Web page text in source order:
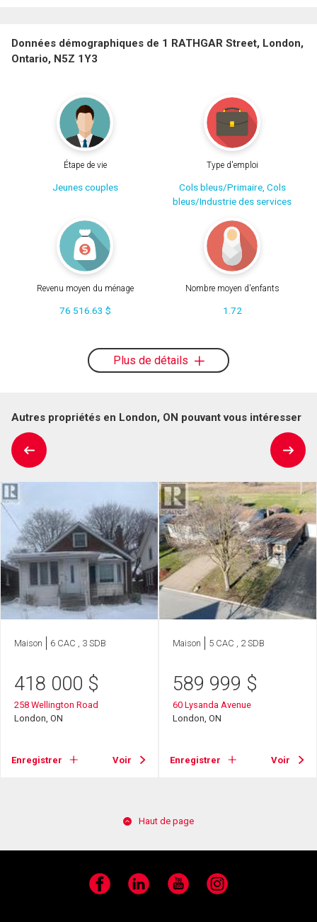
Données démographiques de 1 RATHGAR Street, London,
Ontario, N5Z 1Y3
Étape de vie
Jeunes couples
Type d'emploi
Cols bleus/Primaire, Cols
bleus/Industrie des services
Revenu moyen du ménage
76 516.63 $
Nombre moyen d'enfants
1.72
Plus de détails
Autres propriétés en London, ON pouvant vous intéresser
Maison 6 CAC , 3 SDB
418 000 $
258 Wellington Road
London, ON
Enregistrer Voir
Maison 5 CAC , 2 SDB
589 999 $
60 Lysanda Avenue
London, ON
Enregistrer Voir
Haut de page
Facebook LinkedIn YouTube Instagram